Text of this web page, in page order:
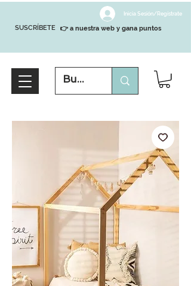
SUSCRÍBETE
Inicia Sesión/Regístrate
👉 a nuestra web y gana puntos